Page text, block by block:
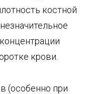
костной
крови.
(особенно при